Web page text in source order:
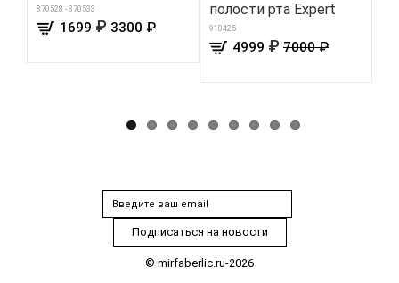
870528 - 870533
1699 ₽ 3300 ₽
полости рта Expert
910425
4999 ₽ 7000 ₽
© mirfaberlic.ru-2026